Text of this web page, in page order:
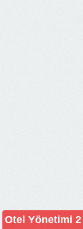
Otel Yönetimi